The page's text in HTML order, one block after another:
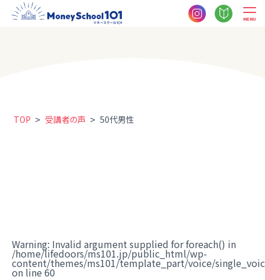
MENU
TOP > 受講者の声 > 50代男性
Warning: Invalid argument supplied for foreach() in
/home/lifedoors/ms101.jp/public_html/wp-
content/themes/ms101/template_part/voice/
on line 60